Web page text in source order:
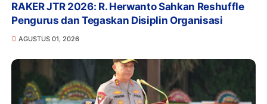
RAKER JTR 2026: R. Herwanto Sahkan Reshuffle
Pengurus dan Tegaskan Disiplin Organisasi
AGUSTUS 01, 2026